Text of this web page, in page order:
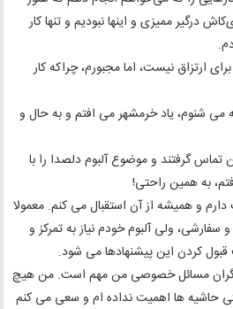
درگیر ممیزی و اینها نبودیم و تنها کار
ارتزاق نیست، اما مجبورم، چراکه کار
می شنوم، یاد خرمشهر می افتم و به حال و
گرفتند و موضوع آلبوم دلصدا را با
به همین راحتی!
و همیشه از آن استقبال می کنم. معمولا
ولی آلبوم خودم نیاز به تمرکز و
کردن این پیشنهادها می شود.
دیگران مسائل خصوصی من مهم است. من هیچ
ها اهمیت نداده ام و سعی می کنم